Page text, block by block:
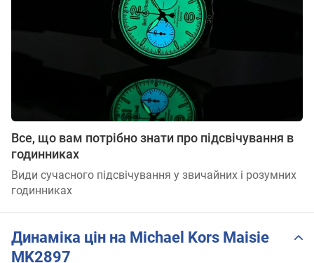
Все, що вам потрібно знати про підсвічування в
годинниках
Види сучасного підсвічування у звичайних і розумних
годинниках
Динаміка цін на Michael Kors Maisie
MK2897